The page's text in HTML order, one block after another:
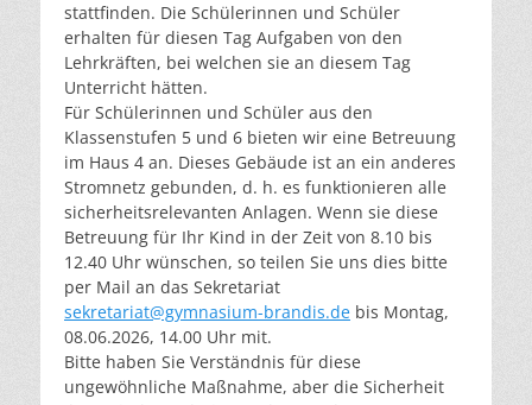
stattfinden. Die Schülerinnen und Schüler
erhalten für diesen Tag Aufgaben von den
Lehrkräften, bei welchen sie an diesem Tag
Unterricht hätten.
Für Schülerinnen und Schüler aus den
Klassenstufen 5 und 6 bieten wir eine Betreuung
im Haus 4 an. Dieses Gebäude ist an ein anderes
Stromnetz gebunden, d. h. es funktionieren alle
sicherheitsrelevanten Anlagen. Wenn sie diese
Betreuung für Ihr Kind in der Zeit von 8.10 bis
12.40 Uhr wünschen, so teilen Sie uns dies bitte
per Mail an das Sekretariat
sekretariat@gymnasium-brandis.de bis Montag,
08.06.2026, 14.00 Uhr mit.
Bitte haben Sie Verständnis für diese
ungewöhnliche Maßnahme, aber die Sicherheit